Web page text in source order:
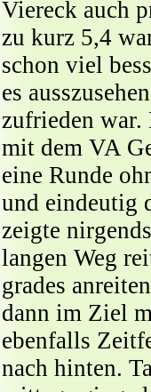
Viereck auch
zu kurz 5,4
schon viel
es
zufrieden war.
mit dem VA
eine Runde
und eindeutig
zeigte
langen Weg
grades
dann im Ziel
ebenfalls
nach hinten.